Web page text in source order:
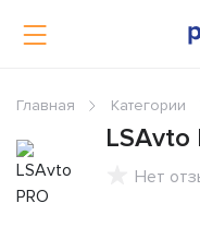
Главная Категории
LSAvto
Нет